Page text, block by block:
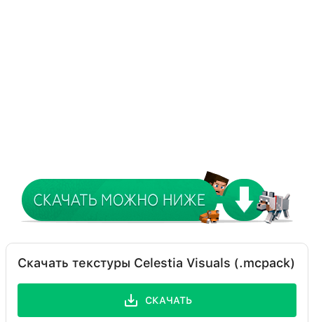
Скачать текстуры Celestia Visuals (.mcpack)
СКАЧАТЬ